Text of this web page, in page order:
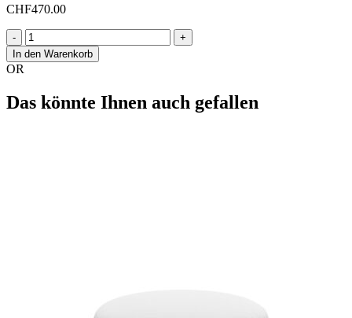
CHF470.00
-
+
In den Warenkorb
OR
Das könnte Ihnen auch gefallen